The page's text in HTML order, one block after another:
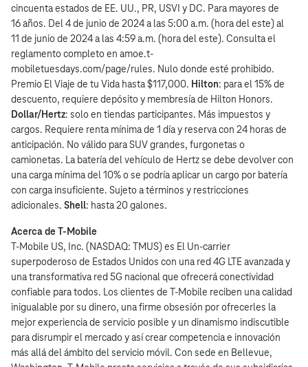
cincuenta estados de EE. UU., PR, USVI y DC. Para mayores de
16 años. Del 4 de junio de 2024 a las 5:00 a.m. (hora del este) al
11 de junio de 2024 a las 4:59 a.m. (hora del este). Consulta el
reglamento completo en amoe.t-
mobiletuesdays.com/page/rules. Nulo donde esté prohibido.
Premio El Viaje de tu Vida hasta $117,000. Hilton: para el 15% de
descuento, requiere depósito y membresía de Hilton Honors.
Dollar/Hertz: solo en tiendas participantes. Más impuestos y
cargos. Requiere renta mínima de 1 día y reserva con 24 horas de
anticipación. No válido para SUV grandes, furgonetas o
camionetas. La batería del vehículo de Hertz se debe devolver con
una carga mínima del 10% o se podría aplicar un cargo por batería
con carga insuficiente. Sujeto a términos y restricciones
adicionales. Shell: hasta 20 galones.
Acerca de T‑Mobile
T‑Mobile US, Inc. (NASDAQ: TMUS) es El Un-carrier
superpoderoso de Estados Unidos con una red 4G LTE avanzada y
una transformativa red 5G nacional que ofrecerá conectividad
confiable para todos. Los clientes de T‑Mobile reciben una calidad
inigualable por su dinero, una firme obsesión por ofrecerles la
mejor experiencia de servicio posible y un dinamismo indiscutible
para disrumpir el mercado y así crear competencia e innovación
más allá del ámbito del servicio móvil. Con sede en Bellevue,